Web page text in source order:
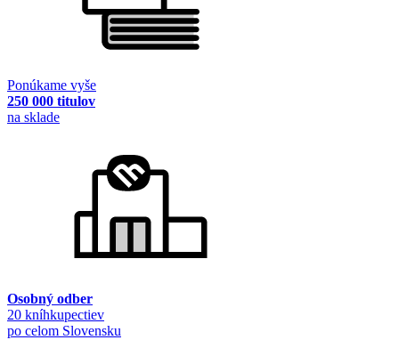
Ponúkame vyše
250 000 titulov
na sklade
Osobný odber
20 kníhkupectiev
po celom Slovensku